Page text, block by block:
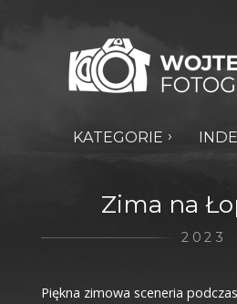
KATEGORIE
Zima na
2023
Piękna zimowa sceneria